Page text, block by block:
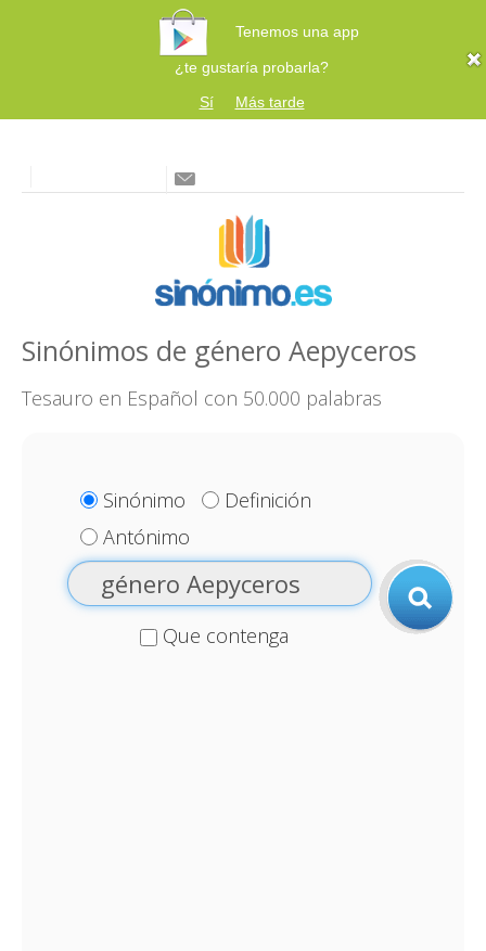
Tenemos una app
¿te gustaría probarla?
Sí
Más tarde
Sinónimos de género Aepyceros
Tesauro en Español con 50.000 palabras
Sinónimo
Definición
Antónimo
Que contenga